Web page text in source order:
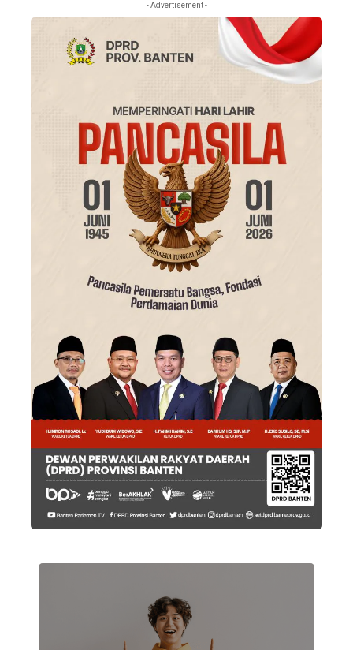
- Advertisement -